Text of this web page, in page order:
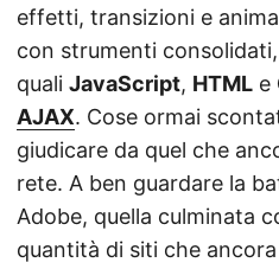
effetti, transizioni e
con strumenti
quali JavaScript, HTML e
AJAX. Cose ormai
giudicare da quel che
rete. A ben guardare la
Adobe, quella culminata
quantità di siti che